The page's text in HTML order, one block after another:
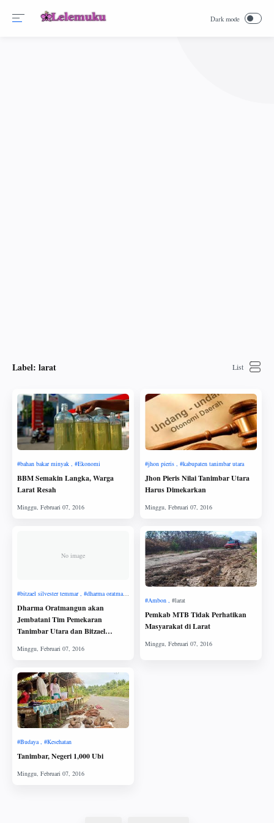
Label: larat
BBM Semakin Langka, Warga
Larat Resah
Jhon Pieris Nilai Tanimbar Utara
Harus Dimekarkan
No image
Dharma Oratmangun akan
Jembatani Tim Pemekaran
Tanimbar Utara dan Bitzael
Pemkab MTB Tidak Perhatikan
Masyarakat di Larat
Tanimbar, Negeri 1,000 Ubi